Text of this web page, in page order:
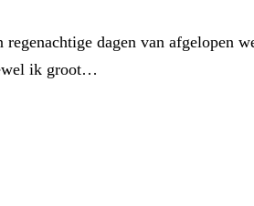
dagen van afgelopen
ik groot…